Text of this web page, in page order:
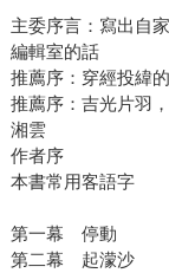
主委序言：寫出自
編輯室的話
推薦序：穿經投緯
推薦序：吉光片羽
湘雲
作者序
本書常用客語字
第一幕 停動
第二幕 起濛沙